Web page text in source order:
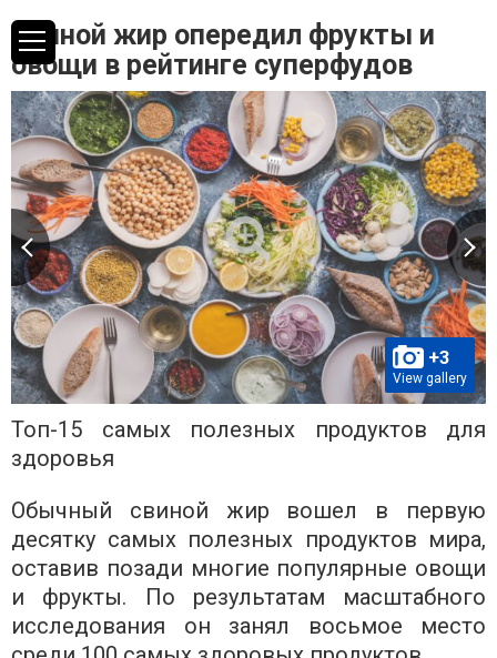
Свиной жир опередил фрукты и
овощи в рейтинге суперфудов
+3
View gallery
Топ-15 самых полезных продуктов для
здоровья
Обычный свиной жир вошел в первую
десятку самых полезных продуктов мира,
оставив позади многие популярные овощи
и фрукты. По результатам масштабного
исследования он занял восьмое место